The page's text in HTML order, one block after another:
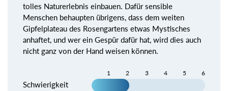
tolles Naturerlebnis einbauen. Dafür sensible
Menschen behaupten übrigens, dass dem weiten
Gipfelplateau des Rosengartens etwas Mystisches
anhaftet, und wer ein Gespür dafür hat, wird dies auch
nicht ganz von der Hand weisen können.
1 2 3 4 5 6
Schwierigkeit